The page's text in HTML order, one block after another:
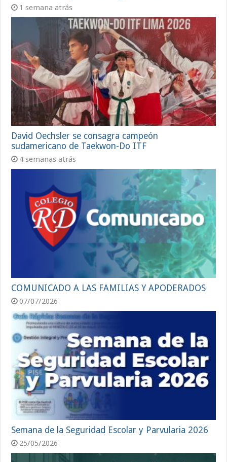
1 semana atrás
David Oechsler se consagra campeón
sudamericano de Taekwon-Do ITF
4 semanas atrás
COMUNICADO A LAS FAMILIAS Y APODERADOS
07/07/2026
Semana de la Seguridad Escolar y Parvularia 2026
25/05/2026